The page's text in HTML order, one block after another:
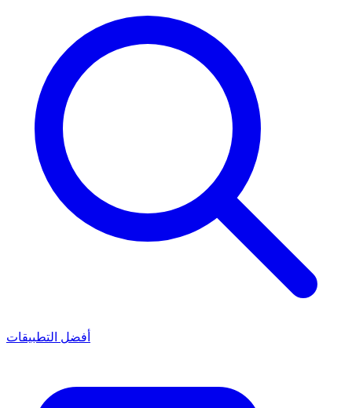
أفضل التطبيقات